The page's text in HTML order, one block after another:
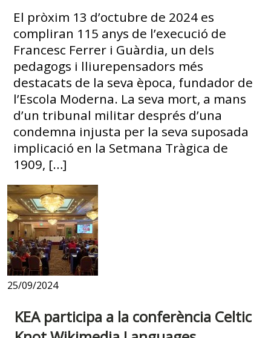
El pròxim 13 d’octubre de 2024 es
compliran 115 anys de l’execució de
Francesc Ferrer i Guàrdia, un dels
pedagogs i lliurepensadors més
destacats de la seva època, fundador de
l’Escola Moderna. La seva mort, a mans
d’un tribunal militar després d’una
condemna injusta per la seva suposada
implicació en la Setmana Tràgica de
1909, […]
25/09/2024
KEA participa a la conferència Celtic